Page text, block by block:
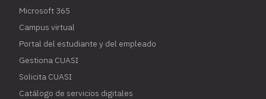
Microsoft 365
Campus virtual
Portal del estudiante y del empleado
Gestiona CUASI
Solicita CUASI
Catálogo de servicios digitales